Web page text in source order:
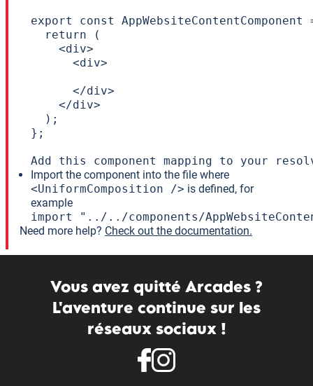
export const
  return (
    <div>
      <div>
      </div>
    </div>
  );
};
Add this component mapping to your
Import the component into the file where
<UniformComposition /> is defined, for
example
import "../../components/
Need more help? Check out the documentation.
Vous avez quitté Arcades ?
L'aventure continue sur les
réseaux sociaux !